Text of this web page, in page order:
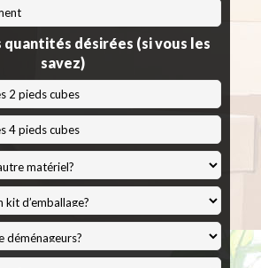
quantités désirées (si vous les
savez)